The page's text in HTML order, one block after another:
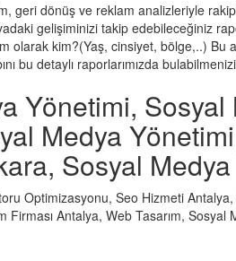
geri dönüş ve reklam analizleriyle
gelişiminizi takip edebileceğiniz
olarak kim?(Yaş, cinsiyet, bölge,..) Bu
bu detaylı raporlarımızda
Yönetimi,
Medya
Sosyal
Optimizasyonu, Seo Hizmeti
Firması Antalya, Web Tasarım, Sosyal